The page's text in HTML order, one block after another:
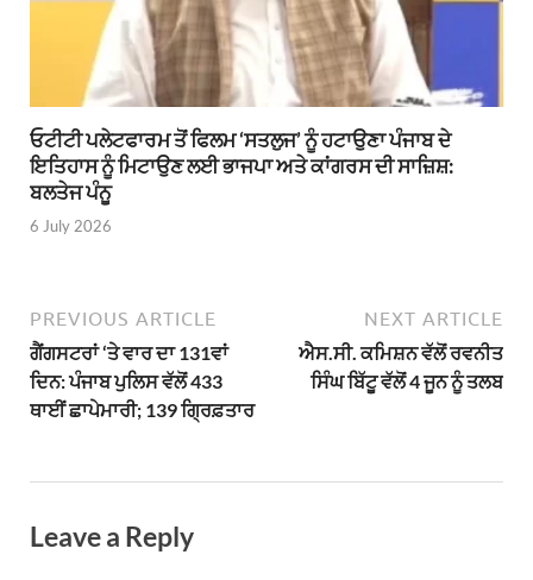
ਓਟੀਟੀ ਪਲੇਟਫਾਰਮ ਤੋਂ ਫਿਲਮ ‘ਸਤਲੁਜ’ ਨੂੰ ਹਟਾਉਣਾ ਪੰਜਾਬ ਦੇ
ਇਤਿਹਾਸ ਨੂੰ ਮਿਟਾਉਣ ਲਈ ਭਾਜਪਾ ਅਤੇ ਕਾਂਗਰਸ ਦੀ ਸਾਜ਼ਿਸ਼:
ਬਲਤੇਜ ਪੰਨੂ
6 July 2026
PREVIOUS ARTICLE
ਗੈਂਗਸਟਰਾਂ ‘ਤੇ ਵਾਰ ਦਾ 131ਵਾਂ
ਦਿਨ: ਪੰਜਾਬ ਪੁਲਿਸ ਵੱਲੋਂ 433
ਥਾਈਂ ਛਾਪੇਮਾਰੀ; 139 ਗ੍ਰਿਫ਼ਤਾਰ
NEXT ARTICLE
ਐਸ.ਸੀ. ਕਮਿਸ਼ਨ ਵੱਲੋਂ ਰਵਨੀਤ
ਸਿੰਘ ਬਿੱਟੂ ਵੱਲੋਂ 4 ਜੂਨ ਨੂੰ ਤਲਬ
Leave a Reply